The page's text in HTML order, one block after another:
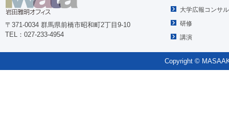
〒371-0034 群馬県前橋市昭和町2丁目9-10
TEL：027-233-4954
大学広報コンサ
研修
講演
Copyright ©